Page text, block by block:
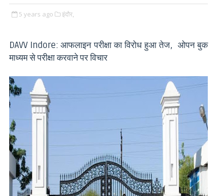
5 years ago इंदौर,
DAVV Indore: आफलाइन परीक्षा का विरोध हुआ तेज, ओपन बुक
माध्यम से परीक्षा करवाने पर विचार